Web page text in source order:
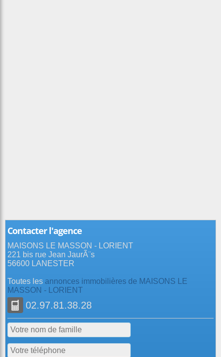
Contacter l'agence
MAISONS LE MASSON - LORIENT
221 bis rue Jean JaurÃ¨s
56600 LANESTER
Toutes les annonces immobilières de MAISONS LE
MASSON - LORIENT
02.97.81.38.28